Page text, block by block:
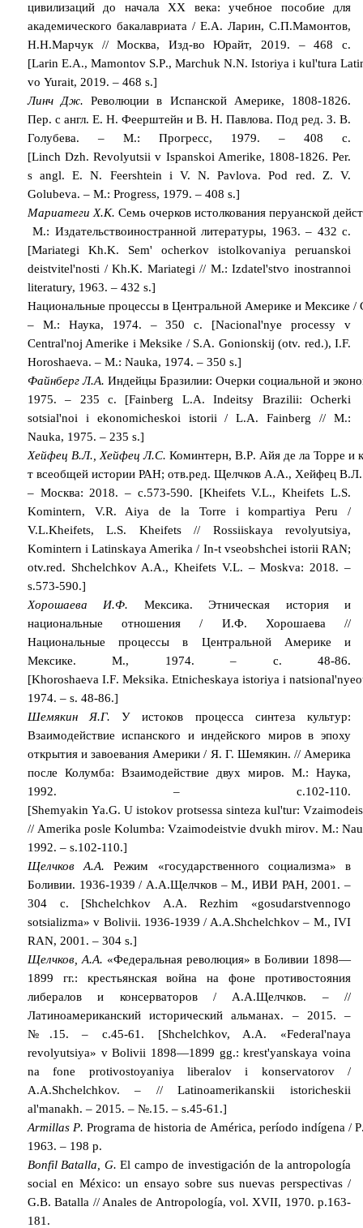
цивилизаций до начала ХХ века: учебное пособие для
академического бакалавриата / E.A. Ларин, С.П.Мамонтов,
Н.Н.Марчук // Москва, Изд-во Юрайт, 2019. – 468 с.
[Larin E.A., Mamontov S.P., Marchuk N.N. Istoriya i kul'tura
vo Yurait, 2019. – 468 s.]
Линч Дж.Революции в Испанской Америке, 1808-1826.
Пер. с англ. Е. Н. Феерштейн и В. Н. Павлова. Под ред. З. В.
Голубева. – М.: Прогресс, 1979. – 408 с.
[Linch Dzh.Revolyutsii v Ispanskoi Amerike, 1808-1826. Per.
s angl. E. N. Feershtein i V. N. Pavlova. Pod red. Z. V.
Golubeva. – M.: Progress, 1979. – 408 s.]
Мариатеги Х.К. Семь очерков истолкования перуанской
М.: Издательствоиностранной литературы, 1963. – 432 с.
[Mariategi Kh.K. Sem' ocherkov istolkovaniya peruanskoi
deistvitel'nosti / Kh.K. Mariategi // M.: Izdatel'stvo inostrannoi
literatury, 1963. – 432 s.]
Национальные процессы в Центральной Америке и Мексике /
– М.: Наука, 1974. – 350с. [Nacional'nye processy v
Central'noj Amerike i Meksike / S.A. Gonionskij (otv. red.), I.F.
Horoshaeva. – M.: Nauka, 1974. – 350 s.]
Файнберг Л.А. Индейцы Бразилии: Очерки социальной и
1975. – 235с. [Fainberg L.A. Indeitsy Brazilii: Ocherki
sotsial'noi i ekonomicheskoi istorii / L.A. Fainberg // M.:
Nauka, 1975. – 235 s.]
Хейфец В.Л., Хейфец Л.С. Коминтерн, В.Р. Айя де ла Торре и
т всеобщей истории РАН; отв.ред. Щелчков А.А., Хейфец В.Л.
– Москва: 2018. – с.573-590. [Kheifets V.L., Kheifets L.S.
Komintern, V.R. Aiya de la Torre i kompartiya Peru /
V.L.Kheifets, L.S. Kheifets // Rossiiskaya revolyutsiya,
Komintern i Latinskaya Amerika / In-t vseobshchei istorii RAN;
otv.red. Shchelchkov A.A., Kheifets V.L. – Moskva: 2018. –
s.573-590.]
Хорошаева И.Ф. Мексика. Этническая история и
национальные отношения / И.Ф. Хорошаева //
Национальные процессы в Центральной Америке и
Мексике. М., 1974. – с. 48-86.
[Khoroshaeva I.F. Meksika. Etnicheskaya istoriya i natsional'nye
1974. – s. 48-86.]
Шемякин Я.Г. У истоков процесса синтеза культур:
Взаимодействие испанского и индейского миров в эпоху
открытия и завоевания Америки / Я. Г. Шемякин. // Америка
после Колумба: Взаимодействие двух миров. М.: Наука,
1992. – с.102-110.
[Shemyakin Ya.G. U istokov protsessa sinteza kul'tur:
// Amerika posle Kolumba: Vzaimodeistvie dvukh mirov. M.:
1992. – s.102-110.]
Щелчков А.А. Режим «государственного социализма» в
Боливии. 1936-1939 / А.А.Щелчков – М., ИВИ РАН, 2001. –
304 с. [Shchelchkov A.A. Rezhim «gosudarstvennogo
sotsializma» v Bolivii. 1936-1939 / A.A.Shchelchkov – M., IVI
RAN, 2001. – 304 s.]
Щелчков, А.А. «Федеральная революция» в Боливии 1898—
1899 гг.: крестьянская война на фоне противостояния
либералов и консерваторов / А.А.Щелчков. – //
Латиноамериканский исторический альманах. – 2015. –
№.15. – с.45-61. [Shchelchkov, A.A. «Federal'naya
revolyutsiya» v Bolivii 1898—1899 gg.: krest'yanskaya voina
na fone protivostoyaniya liberalov i konservatorov /
A.A.Shchelchkov. – // Latinoamerikanskii istoricheskii
al'manakh. – 2015. – №.15. – s.45-61.]
Armillas P. Programa de historia de América, período indígena / P
1963. – 198 p.
Bonfil Batalla, G. El campo de investigación de la antropología
social en México: un ensayo sobre sus nuevas perspectivas /
G.B. Batalla // Anales de Antropología, vol. XVII, 1970. p.163-
181.